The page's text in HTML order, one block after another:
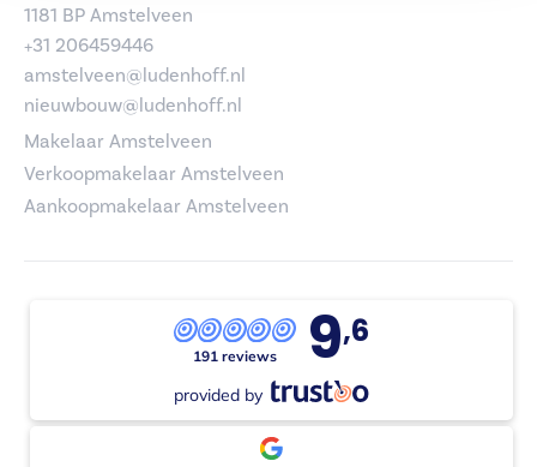
1181 BP Amstelveen
+31 206459446
amstelveen@ludenhoff.nl
nieuwbouw@ludenhoff.nl
Makelaar Amstelveen
Verkoopmakelaar Amstelveen
Aankoopmakelaar Amstelveen
191 reviews 9,6
provided by